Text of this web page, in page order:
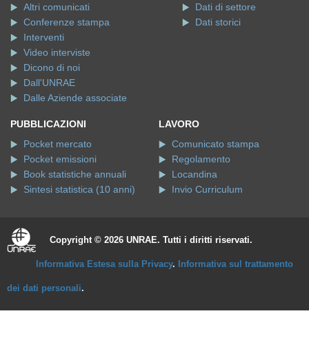
Altri comunicati
Conferenze stampa
Interventi
Video interviste
Dicono di noi
Dall'UNRAE
Dalle Aziende associate
Dati di settore
Dati storici
PUBBLICAZIONI
Pocket mercato
Pocket emissioni
Book statistiche annuali
Sintesi statistica (10 anni)
LAVORO
Comunicato stampa
Regolamento
Locandina
Invio Curriculum
Copyright © 2026 UNRAE. Tutti i diritti riservati.
Informativa Estesa sulla Privacy. Informativa sul trattamento
dei dati personali.